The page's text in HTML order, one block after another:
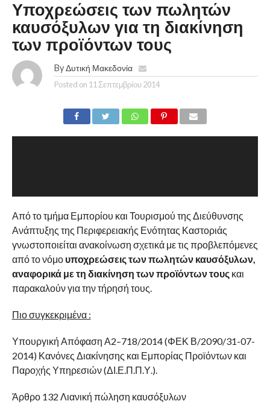
Υποχρεώσεις των πωλητών
καυσόξυλων για τη διακίνηση
των προϊόντων τους
By Δυτική Μακεδονία
Posted on 11 Σεπτεμβρίου 2014
Από το τμήμα Εμπορίου και Τουρισμού της Διεύθυνσης
Ανάπτυξης της Περιφερειακής Ενότητας Καστοριάς
γνωστοποιείται ανακοίνωση σχετικά με τις προβλεπόμενες
από το νόμο υποχρεώσεις των πωλητών καυσόξυλων,
αναφορικά με τη διακίνηση των προϊόντων τουςκαι
παρακαλούν για την τήρησή τους.
Πιο συγκεκριμένα :
Υπουργική Απόφαση Α2–718/2014 (ΦΕΚ Β/2090/31-07-
2014) Κανόνες Διακίνησης και Εμπορίας Προϊόντων και
Παροχής Υπηρεσιών (ΔΙ.Ε.Π.Π.Υ.).
Άρθρο 132 Λιανική πώληση καυσόξυλων